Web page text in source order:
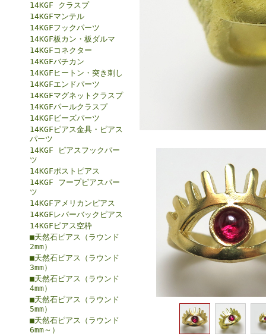
14KGF クラスプ
14KGFマンテル
14KGFフックパーツ
14KGF板カン・板ダルマ
14KGFコネクター
14KGFバチカン
14KGFヒートン・突き刺し
14KGFエンドパーツ
14KGFマグネットクラスプ
14KGFパールクラスプ
14KGFビーズパーツ
14KGFピアス金具・ピアス
パーツ
14KGF ピアスフックパー
ツ
14KGFポストピアス
14KGF フープピアスパー
ツ
14KGFアメリカンピアス
14KGFレバーバックピアス
14KGFピアス空枠
■天然石ピアス（ラウンド
2mm）
■天然石ピアス（ラウンド
3mm）
■天然石ピアス（ラウンド
4mm）
■天然石ピアス（ラウンド
5mm）
■天然石ピアス（ラウンド
6mm～）